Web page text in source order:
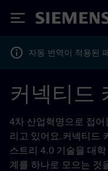
Siemens
자동 번역이 적용된
커넥티드
4차 산업혁명으로 접
리고 있어요.커넥티드
스트리 4.0 기술을 대
계를 하나로 모으는 것